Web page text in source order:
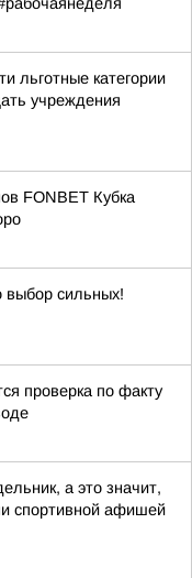
льготные категории
учреждения
FONBET Кубка
сильных!
проверка по факту
а это значит,
спортивной афишей